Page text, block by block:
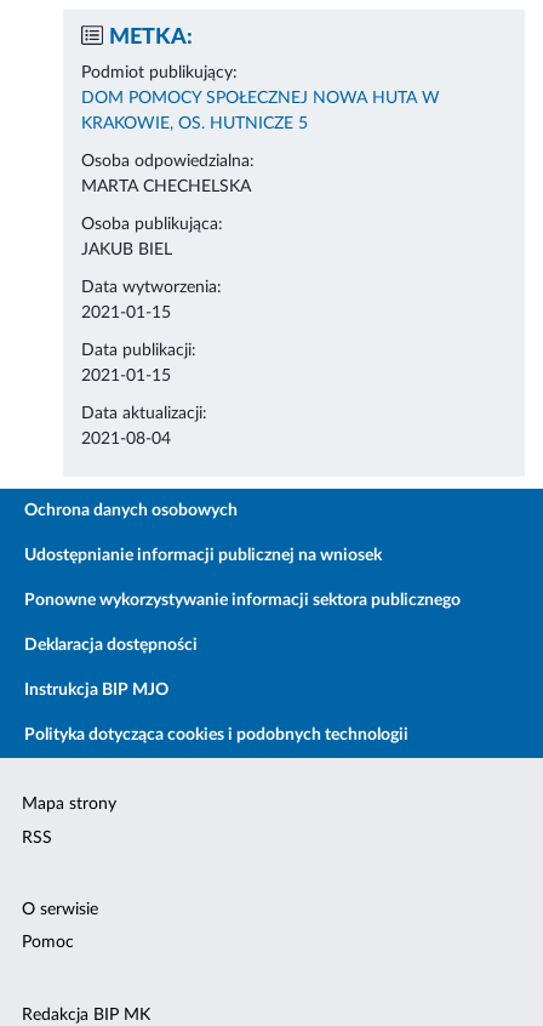
METKA:
Podmiot publikujący:
DOM POMOCY SPOŁECZNEJ NOWA HUTA W
KRAKOWIE, OS. HUTNICZE 5
Osoba odpowiedzialna:
MARTA CHECHELSKA
Osoba publikująca:
JAKUB BIEL
Data wytworzenia:
2021-01-15
Data publikacji:
2021-01-15
Data aktualizacji:
2021-08-04
Ochrona danych osobowych
Udostępnianie informacji publicznej na wniosek
Ponowne wykorzystywanie informacji sektora publicznego
Deklaracja dostępności
Instrukcja BIP MJO
Polityka dotycząca cookies i podobnych technologii
Mapa strony
RSS
O serwisie
Pomoc
Redakcja BIP MK